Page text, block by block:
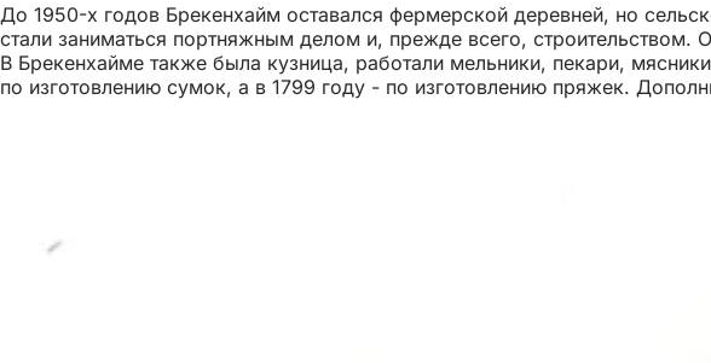
До 1950-х годов Брекенхайм оставался фермерской деревней, но
стали заниматься портняжным делом и, прежде всего,
В Брекенхайме также была кузница, работали мельники, пекари,
по изготовлению сумок, а в 1799 году - по изготовлению пряжек.